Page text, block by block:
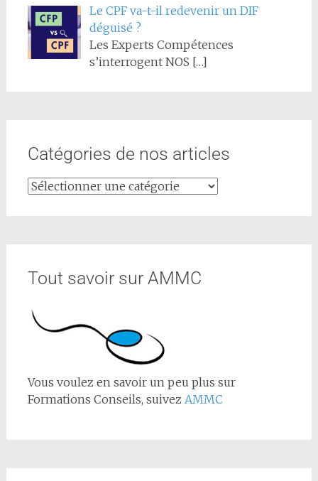
Le CPF va-t-il redevenir un DIF
déguisé ?
Les Experts Compétences
s’interrogent NOS […]
Catégories de nos articles
Tout savoir sur AMMC
Vous voulez en savoir un peu plus sur
Formations Conseils, suivez AMMC